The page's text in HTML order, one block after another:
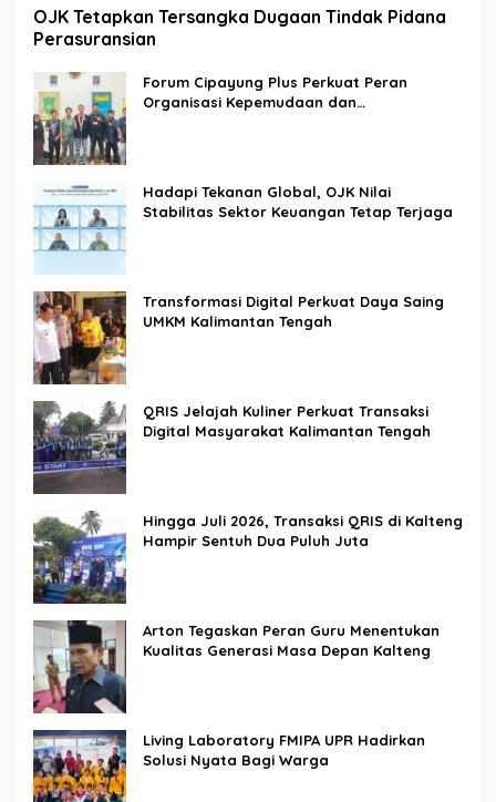
OJK Tetapkan Tersangka Dugaan Tindak Pidana
Perasuransian
Forum Cipayung Plus Perkuat Peran
Organisasi Kepemudaan dan
Hadapi Tekanan Global, OJK Nilai
Stabilitas Sektor Keuangan Tetap Terjaga
Transformasi Digital Perkuat Daya Saing
UMKM Kalimantan Tengah
QRIS Jelajah Kuliner Perkuat Transaksi
Digital Masyarakat Kalimantan Tengah
Hingga Juli 2026, Transaksi QRIS di Kalteng
Hampir Sentuh Dua Puluh Juta
Arton Tegaskan Peran Guru Menentukan
Kualitas Generasi Masa Depan Kalteng
Living Laboratory FMIPA UPR Hadirkan
Solusi Nyata Bagi Warga